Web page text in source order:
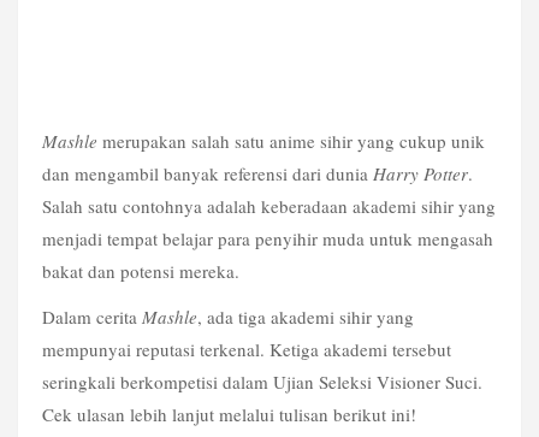
Mashle merupakan salah satu anime sihir yang cukup unik
dan mengambil banyak referensi dari dunia Harry Potter.
Salah satu contohnya adalah keberadaan akademi sihir yang
menjadi tempat belajar para penyihir muda untuk mengasah
bakat dan potensi mereka.
Dalam cerita Mashle, ada tiga akademi sihir yang
mempunyai reputasi terkenal. Ketiga akademi tersebut
seringkali berkompetisi dalam Ujian Seleksi Visioner Suci.
Cek ulasan lebih lanjut melalui tulisan berikut ini!